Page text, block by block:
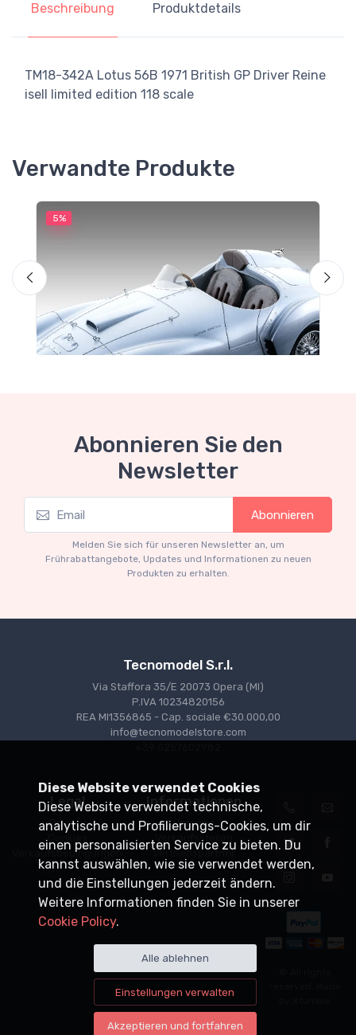
Beschreibung Produktdetails
TM18-342A Lotus 56B 1971 British GP Driver Reine
isell limited edition 118 scale
Verwandte Produkte
5%
Mythos Collection 1-18
Ferrari 166 MM Abarth Metallic Silver Press
€227.05 €239.00
Abonnieren Sie den
Newsletter
Abonnieren
Melden Sie sich für unseren Newsletter an, um
Frührabattangebote, Updates und Informationen zu neuen
Produkten zu erhalten.
Tecnomodel S.r.l.
Via Staffora 35/E 20073 Opera (MI)
P.IVA 10234820156
REA MI1356865 - Cap. sociale €30.000,00
info@tecnomodelstore.com
Legal
Privacy
Cookies
Verkaufsbedingungen
Informationen
Versand
Verkaufsstellen
Vertriebspartner
Diese Website verwendet Cookies
Diese Website verwendet technische,
analytische und Profilierungs-Cookies, um dir
einen personalisierten Service zu bieten. Du
kannst auswählen, wie sie verwendet werden,
und die Einstellungen jederzeit ändern.
Weitere Informationen finden Sie in unserer
Cookie Policy.
Alle ablehnen
Einstellungen verwalten
Akzeptieren und fortfahren